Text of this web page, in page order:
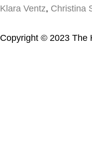
Klara Ventz, Christina
Copyright © 2023 The